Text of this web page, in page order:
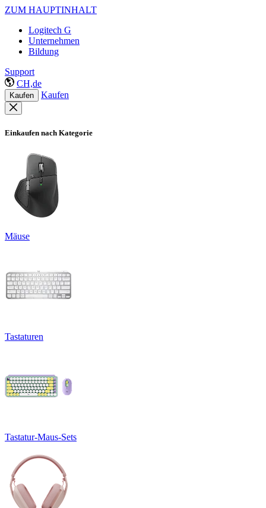
ZUM HAUPTINHALT
Logitech G
Unternehmen
Bildung
Support
CH,de
Kaufen Kaufen
Einkaufen nach Kategorie
Mäuse
Tastaturen
Tastatur-Maus-Sets